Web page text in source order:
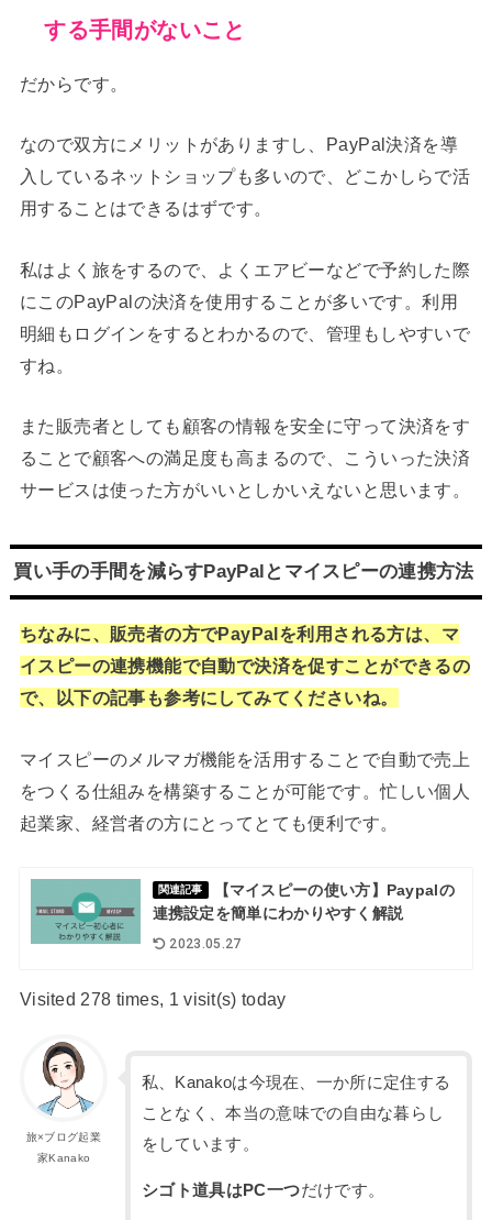
する手間がないこと
だからです。
なので双方にメリットがありますし、PayPal決済を導
入しているネットショップも多いので、どこかしらで活
用することはできるはずです。
私はよく旅をするので、よくエアビーなどで予約した際
にこのPayPalの決済を使用することが多いです。利用
明細もログインをするとわかるので、管理もしやすいで
すね。
また販売者としても顧客の情報を安全に守って決済をす
ることで顧客への満足度も高まるので、こういった決済
サービスは使った方がいいとしかいえないと思います。
買い手の手間を減らすPayPalとマイスピーの連携方法
ちなみに、販売者の方でPayPalを利用される方は、マ
イスピーの連携機能で自動で決済を促すことができるの
で、以下の記事も参考にしてみてくださいね。
マイスピーのメルマガ機能を活用することで自動で売上
をつくる仕組みを構築することが可能です。忙しい個人
起業家、経営者の方にとってとても便利です。
関連記事
【マイスピーの使い方】Paypalの
連携設定を簡単にわかりやすく解説
2023.05.27
Visited 278 times, 1 visit(s) today
旅×ブログ起業
家Kanako
私、Kanakoは今現在、一か所に定住する
ことなく、本当の意味での自由な暮らし
をしています。
シゴト道具はPC一つだけです。